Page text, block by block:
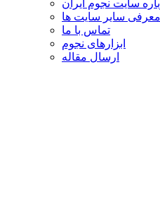
سایت نجوم ایران
معرفی سایر سایت ها
تماس با ما
ابزارهای نجوم
ارسال مقاله